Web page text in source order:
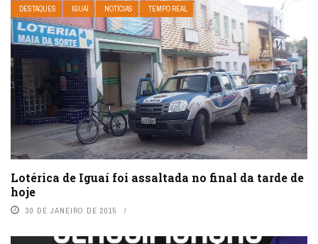
DESTAQUES IGUAÍ NOTÍCIAS TEMPO REAL
Lotérica de Iguaí foi assaltada no final da tarde de
hoje
30 DE JANEIRO DE 2015